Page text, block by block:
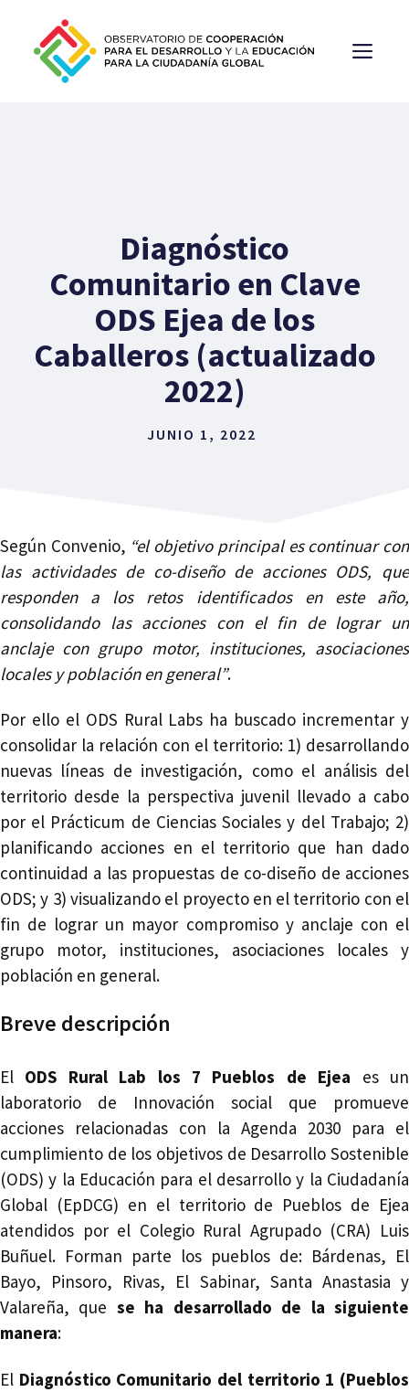
contenido
Diagnóstico
Comunitario en Clave
ODS Ejea de los
Caballeros (actualizado
2022)
JUNIO 1, 2022
Según Convenio, “el objetivo principal es continuar con
las actividades de co-diseño de acciones ODS, que
responden a los retos identificados en este año,
consolidando las acciones con el fin de lograr un
anclaje con grupo motor, instituciones, asociaciones
locales y población en general”.
Por ello el ODS Rural Labs ha buscado incrementar y
consolidar la relación con el territorio: 1) desarrollando
nuevas líneas de investigación, como el análisis del
territorio desde la perspectiva juvenil llevado a cabo
por el Prácticum de Ciencias Sociales y del Trabajo; 2)
planificando acciones en el territorio que han dado
continuidad a las propuestas de co-diseño de acciones
ODS; y 3) visualizando el proyecto en el territorio con el
fin de lograr un mayor compromiso y anclaje con el
grupo motor, instituciones, asociaciones locales y
población en general.
Breve descripción
El ODS Rural Lab los 7 Pueblos de Ejea es un
laboratorio de Innovación social que promueve
acciones relacionadas con la Agenda 2030 para el
cumplimiento de los objetivos de Desarrollo Sostenible
(ODS) y la Educación para el desarrollo y la Ciudadanía
Global (EpDCG) en el territorio de Pueblos de Ejea
atendidos por el Colegio Rural Agrupado (CRA) Luis
Buñuel. Forman parte los pueblos de: Bárdenas, El
Bayo, Pinsoro, Rivas, El Sabinar, Santa Anastasia y
Valareña, que se ha desarrollado de la siguiente
manera:
El Diagnóstico Comunitario del territorio 1 (Pueblos